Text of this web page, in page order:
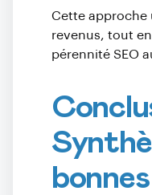
Cette approche
revenus, tout
pérennité SEO